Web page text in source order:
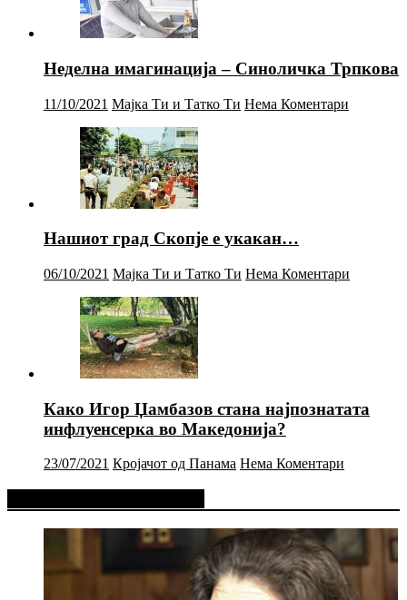
Неделна имагинација – Синоличка Трпкова
11/10/2021 Мајка Ти и Татко Ти Нема Коментари
Нашиот град Скопје е укакан…
06/10/2021 Мајка Ти и Татко Ти Нема Коментари
Како Игор Џамбазов стана најпознатата
инфлуенсерка во Македонија?
23/07/2021 Кројачот од Панама Нема Коментари